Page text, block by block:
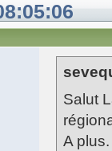
Salut
A plus.